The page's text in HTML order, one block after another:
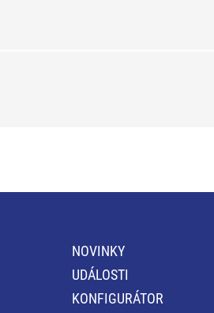
NOVINKY
UDÁLOSTI
KONFIGURÁTOR